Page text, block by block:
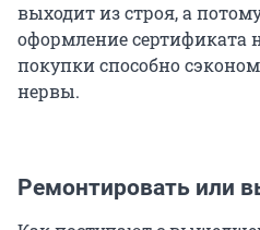
выходит из строя, а
оформление сертификата
покупки способно
нервы.
Ремонтировать или